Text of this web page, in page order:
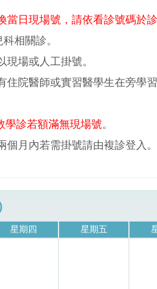
當日現場號，請依看診號碼於診
相關診。
場或人工掛號。
住院醫師或實習醫學生在旁學
學診若額滿無現場號。
月內若需掛號請由複診登入。